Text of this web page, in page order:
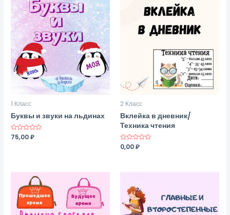
1 Класс
Буквы и звуки на льдинах
Оценка
75,00₽
2 Класс
Вклейка в дневник/
Техника чтения
Оценка
0,00₽